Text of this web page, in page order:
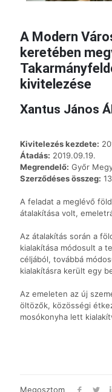
A Modern
keretében
kivitelezése
Xantus János
Kivitelezés kezdete:
Átadás: 2019.09.19.
Megrendelő: Győr
Szerződéses összeg:
A feladat a meglévő
átalakítása volt,
Az átalakítás során a
kialakítása módosult a
céljából, továbbá
kialakításra került egy
Az emeleten az új
öltözők, közösségi
mosókonyha lett
Megosztom